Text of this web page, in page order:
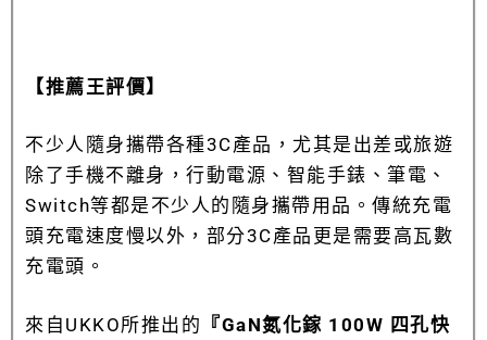
【推薦王評價】
不少人隨身攜帶各種3C產品，尤其是出差或旅遊
除了手機不離身，行動電源、智能手錶、筆電、
Switch等都是不少人的隨身攜帶用品。傳統充電
頭充電速度慢以外，部分3C產品更是需要高瓦數
充電頭。
來自UKKO所推出的 『GaN氮化鎵 100W 四孔快